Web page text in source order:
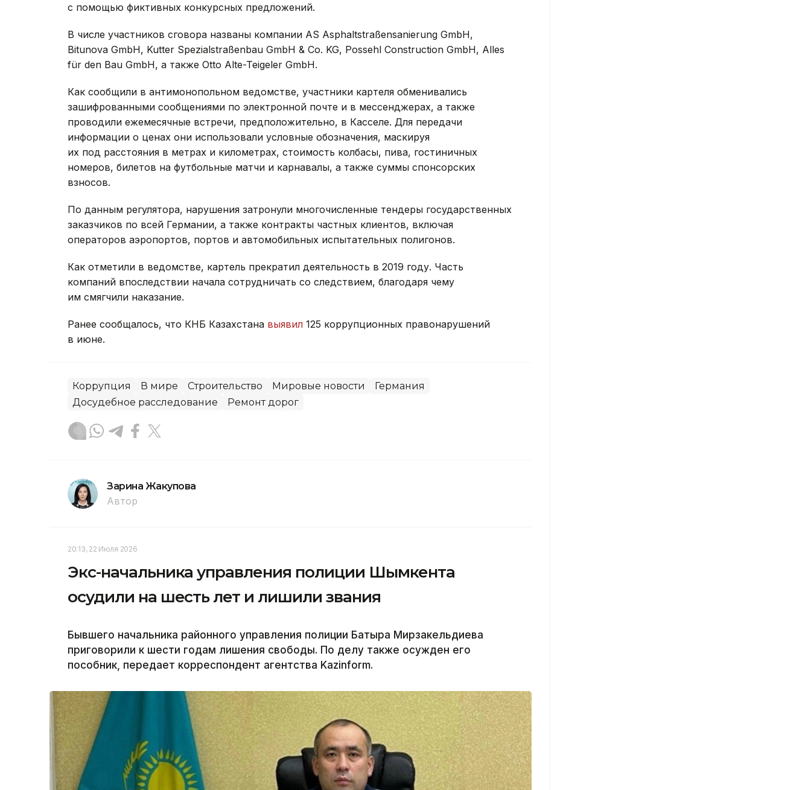
с помощью фиктивных конкурсных предложений.
В числе участников сговора названы компании AS Asphaltstraßensanierung GmbH,
Bitunova GmbH, Kutter Spezialstraßenbau GmbH & Co. KG, Possehl Construction GmbH, Alles
für den Bau GmbH, а также Otto Alte-Teigeler GmbH.
Как сообщили в антимонопольном ведомстве, участники картеля обменивались
зашифрованными сообщениями по электронной почте и в мессенджерах, а также
проводили ежемесячные встречи, предположительно, в Касселе. Для передачи
информации о ценах они использовали условные обозначения, маскируя
их под расстояния в метрах и километрах, стоимость колбасы, пива, гостиничных
номеров, билетов на футбольные матчи и карнавалы, а также суммы спонсорских
взносов.
По данным регулятора, нарушения затронули многочисленные тендеры государственных
заказчиков по всей Германии, а также контракты частных клиентов, включая
операторов аэропортов, портов и автомобильных испытательных полигонов.
Как отметили в ведомстве, картель прекратил деятельность в 2019 году. Часть
компаний впоследствии начала сотрудничать со следствием, благодаря чему
им смягчили наказание.
Ранее сообщалось, что КНБ Казахстана выявил 125 коррупционных правонарушений
в июне.
Коррупция В мире Строительство Мировые новости
Германия
Досудебное расследование
Ремонт дорог
Зарина Жакупова
Автор
20:13, 22 Июля 2026
Экс-начальника управления полиции Шымкента
осудили на шесть лет и лишили звания
Бывшего начальника районного управления полиции Батыра Мирзакельдиева
приговорили к шести годам лишения свободы. По делу также осужден его
пособник, передает корреспондент агентства Kazinform.